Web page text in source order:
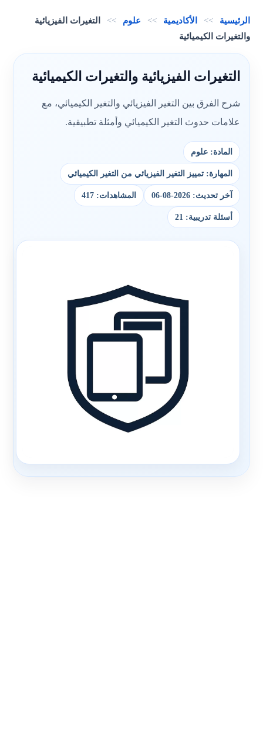
الرئيسية >> الأكاديمية >> علوم >>
التغيرات الفيزيائية
والتغيرات الكيميائية
التغيرات الفيزيائية والتغيرات الكيميائية
شرح الفرق بين التغير الفيزيائي والتغير الكيميائي، مع
علامات حدوث التغير الكيميائي وأمثلة تطبيقية.
المادة: علوم
المهارة: تمييز التغير الفيزيائي من التغير الكيميائي
آخر تحديث: 2026-08-06 المشاهدات: 417
أسئلة تدريبية: 21